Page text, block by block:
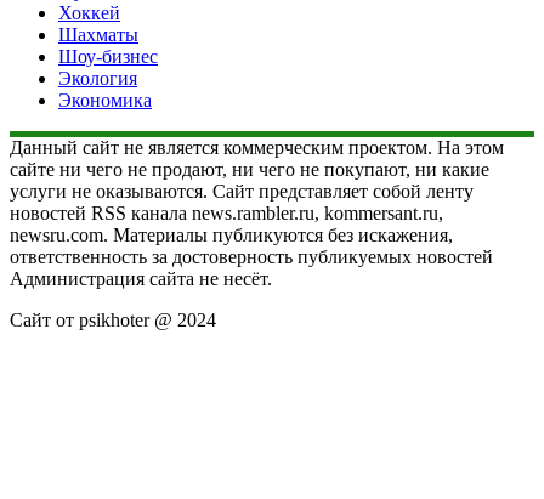
Хоккей
Шахматы
Шоу-бизнес
Экология
Экономика
Данный сайт не является коммерческим проектом. На этом
сайте ни чего не продают, ни чего не покупают, ни какие
услуги не оказываются. Сайт представляет собой ленту
новостей RSS канала news.rambler.ru, kommersant.ru,
newsru.com. Материалы публикуются без искажения,
ответственность за достоверность публикуемых новостей
Администрация сайта не несёт.
Сайт от psikhoter @ 2024